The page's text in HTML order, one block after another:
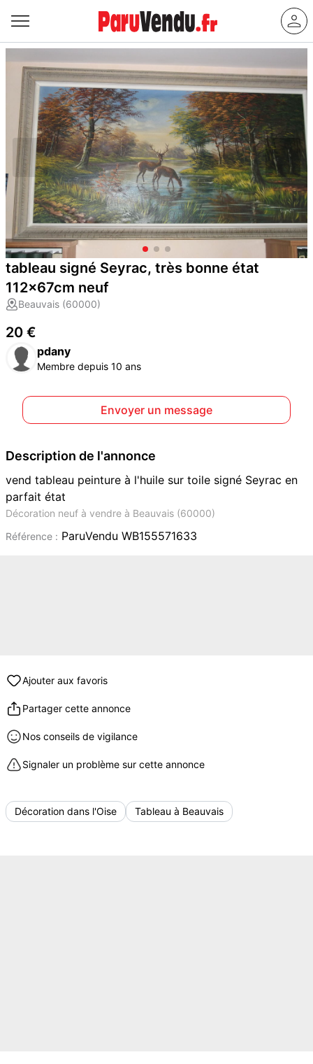
tableau signé Seyrac, très bonne état
112x67cm neuf
Beauvais (60000)
20 €
pdany
Membre depuis 10 ans
Envoyer un message
Description de l'annonce
vend tableau peinture à l'huile sur toile signé Seyrac en
parfait état
Décoration neuf à vendre à Beauvais (60000)
Référence : ParuVendu WB155571633
Ajouter aux favoris
Partager cette annonce
Nos conseils de vigilance
Signaler un problème sur cette annonce
Décoration dans l'Oise Tableau à Beauvais